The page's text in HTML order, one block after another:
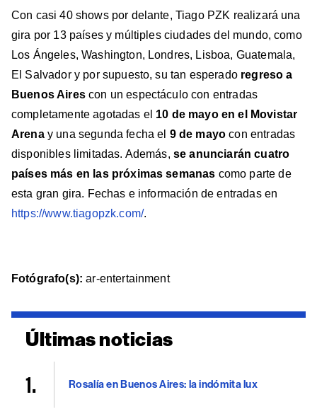
Con casi 40 shows por delante, Tiago PZK realizará una
gira por 13 países y múltiples ciudades del mundo, como
Los Ángeles, Washington, Londres, Lisboa, Guatemala,
El Salvador y por supuesto, su tan esperado regreso a
Buenos Airescon un espectáculo con entradas
completamente agotadas el 10 de mayo en el Movistar
Arena y una segunda fecha el 9 de mayo con entradas
disponibles limitadas. Además, se anunciarán cuatro
países más en las próximas semanas como parte de
esta gran gira. Fechas e información de entradas en
https://www.tiagopzk.com/.
Fotógrafo(s):ar-entertainment
Últimas noticias
Rosalía en Buenos Aires: la indómita lux